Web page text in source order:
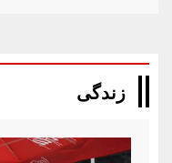
زندگی